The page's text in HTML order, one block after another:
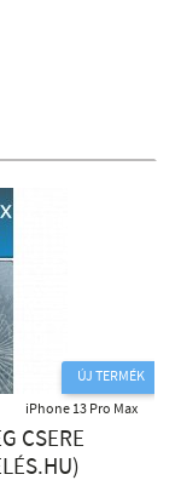
ÚJ TERMÉK
iPhone 13 Pro Max
CSERE